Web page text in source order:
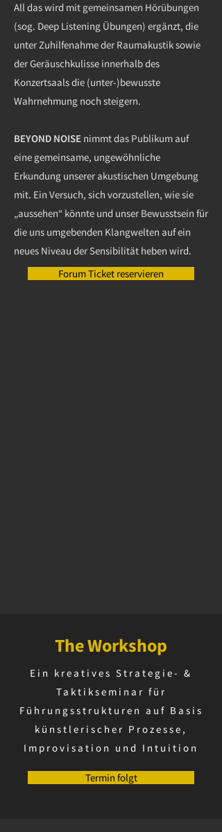
All das wird mit gemeinsamen Hörübungen
(sog. Deep Listening Übungen) ergänzt, die
unter Zuhilfenahme der Raumakustik sowie
der Geräuschkulisse innerhalb des
Konzertsaals die (unter-)bewusste
Wahrnehmung noch steigern.
BEYOND NOISE nimmt das Publikum auf
eine gemeinsame, ungewöhnliche
Erkundung unserer akustischen Umgebung
mit. Ein Versuch, sich vorzustellen, wie sie
„aussehen“ könnte und unser Bewusstsein für
die uns umgebenden Klangwelten auf ein
neues Niveau der Sensibilität heben wird.
Forum Ticket reservieren
The Workshop
Ein kreatives Strategie- &
Taktikseminar für
Führungsstrukturen auf Basis
künstlerischer Prozesse,
Improvisation und Intuition
Termin folgt